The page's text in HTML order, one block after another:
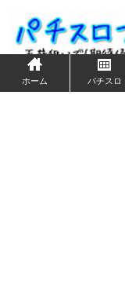
ホーム パチスロ